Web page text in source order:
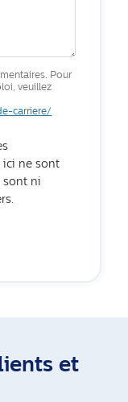
Pour
veuillez
carriere/
ici ne sont
sont ni
et